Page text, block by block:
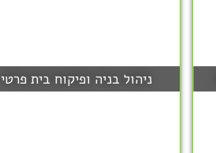
ניהול בניה ופיקוח בית פרטי